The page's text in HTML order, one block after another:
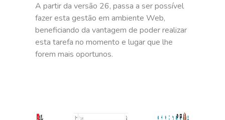
A partir da versão 26, passa a ser possível
fazer esta gestão em ambiente Web,
beneficiando da vantagem de poder realizar
esta tarefa no momento e lugar que lhe
forem mais oportunos.